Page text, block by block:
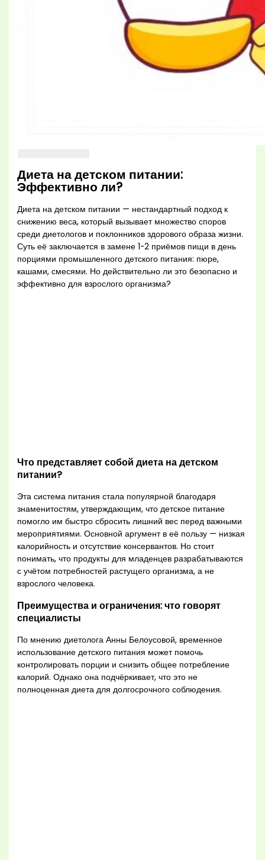
Диета на детском питании:
Эффективно ли?
Диета на детском питании — нестандартный подход к
снижению веса, который вызывает множество споров
среди диетологов и поклонников здорового образа жизни.
Суть её заключается в замене 1-2 приёмов пищи в день
порциями промышленного детского питания: пюре,
кашами, смесями. Но действительно ли это безопасно и
эффективно для взрослого организма?
Что представляет собой диета на детском
питании?
Эта система питания стала популярной благодаря
знаменитостям, утверждающим, что детское питание
помогло им быстро сбросить лишний вес перед важными
мероприятиями. Основной аргумент в её пользу — низкая
калорийность и отсутствие консервантов. Но стоит
понимать, что продукты для младенцев разрабатываются
с учётом потребностей растущего организма, а не
взрослого человека.
Преимущества и ограничения: что говорят
специалисты
По мнению диетолога Анны Белоусовой, временное
использование детского питания может помочь
контролировать порции и снизить общее потребление
калорий. Однако она подчёркивает, что это не
полноценная диета для долгосрочного соблюдения.